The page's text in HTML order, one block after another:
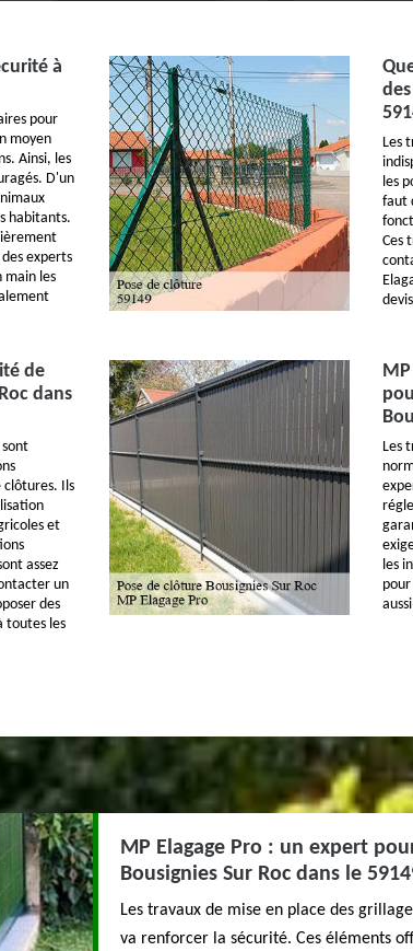
à
pour
moyen
Ainsi, les
D'un
habitants.
experts
main les
Les
les
faut
Ces
de
dans
sont
clôtures. Ils
et
assez
un
des
toutes les
Les
les
MP Elagage Pro : un expert
Bousignies Sur Roc dans le
Les travaux de mise en place des
va renforcer la sécurité. Ces éléments